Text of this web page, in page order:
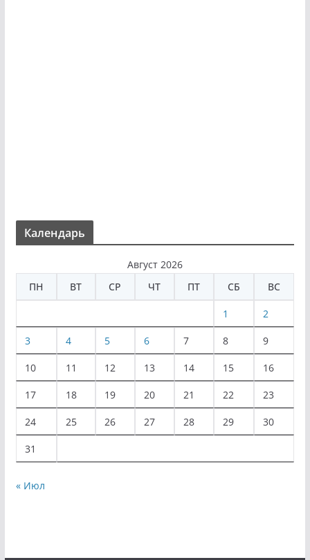
Календарь
Август 2026
ПН
ВТ СР ЧТ ПТ СБ ВС
1 2
3 4 5 6 7 8 9
10 11 12 13 14 15 16
17 18 19 20 21 22 23
24 25 26 27 28 29 30
31
« Июл